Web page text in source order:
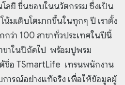
โลยี ชื่นชอบในนวัตกรรม ซึ่งเป็น
มเติบโตมากขึ้นในทุกๆ ปี เราตั้ง
กว่า 100 สาขาทั่วประเทศในปีนี้
ขาในปีถัดไป พร้อมปูพรม
ชื่อ TSmartLife เทรนพนักงาน
การณ์อย่างแท้จริง เพื่อให้ข้อมูลผู้